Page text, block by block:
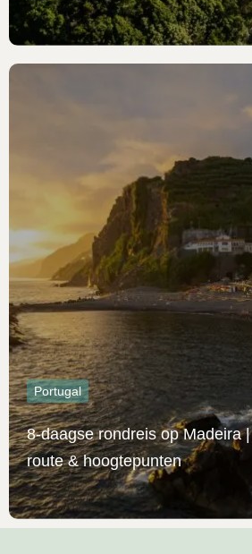
Portugal
8-daagse rondreis op Madeira
route & hoogtepunten